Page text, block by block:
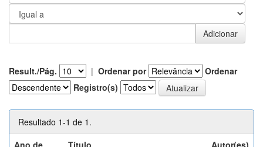
Result./Pág. | Ordenar por
Ordenar
Registro(s)
Resultado 1-1 de 1.
Ano de
Título Autor(es)